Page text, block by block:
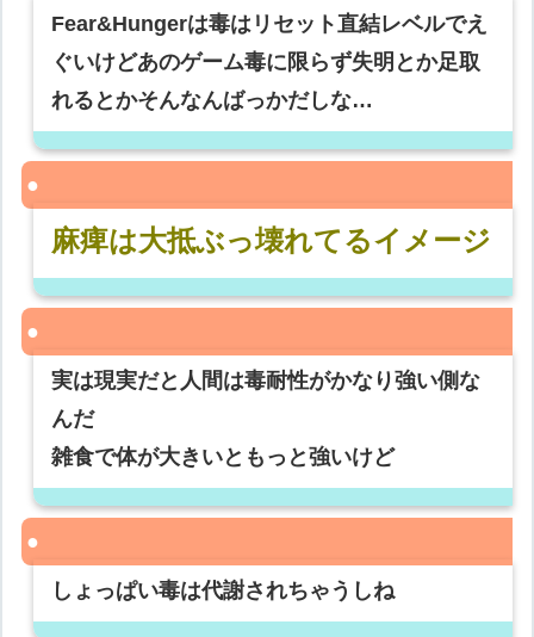
Fear&Hungerは毒はリセット直結レベルでえ
ぐいけどあのゲーム毒に限らず失明とか足取
れるとかそんなんばっかだしな…
麻痺は大抵ぶっ壊れてるイメージ
実は現実だと人間は毒耐性がかなり強い側な
んだ
雑食で体が大きいともっと強いけど
しょっぱい毒は代謝されちゃうしね